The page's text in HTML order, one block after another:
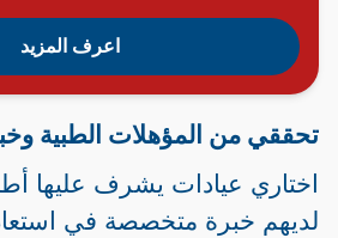
اعرف المزيد
تحققي من المؤهلات الطبية
اختاري عيادات يشرف عليها
لديهم خبرة متخصصة في